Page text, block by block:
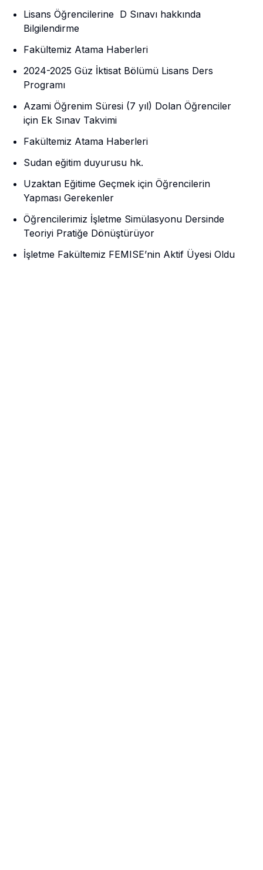
Lisans Öğrencilerine D Sınavı hakkında
Bilgilendirme
Fakültemiz Atama Haberleri
2024-2025 Güz İktisat Bölümü Lisans Ders
Programı
Azami Öğrenim Süresi (7 yıl) Dolan Öğrenciler
için Ek Sınav Takvimi
Fakültemiz Atama Haberleri
Sudan eğitim duyurusu hk.
Uzaktan Eğitime Geçmek için Öğrencilerin
Yapması Gerekenler
Öğrencilerimiz İşletme Simülasyonu Dersinde
Teoriyi Pratiğe Dönüştürüyor
İşletme Fakültemiz FEMISE’nin Aktif Üyesi Oldu